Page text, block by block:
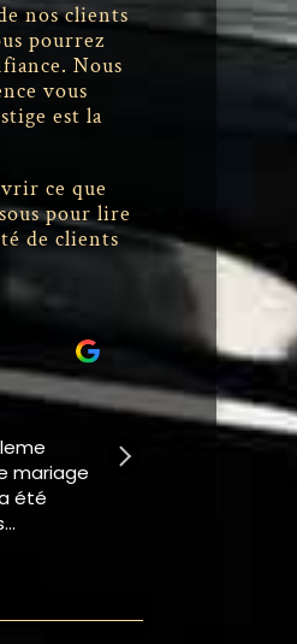
nos clients
pourrez
Nous
vous
est la
ce que
pour lire
de clients
Mouna JABRI
Professionnel très
agréable. Je